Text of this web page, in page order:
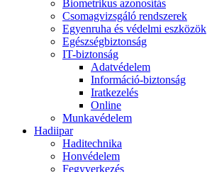
Biometrikus azonosítás
Csomagvizsgáló rendszerek
Egyenruha és védelmi eszközök
Egészségbiztonság
IT-biztonság
Adatvédelem
Információ-biztonság
Iratkezelés
Online
Munkavédelem
Hadiipar
Haditechnika
Honvédelem
Fegyverkezés